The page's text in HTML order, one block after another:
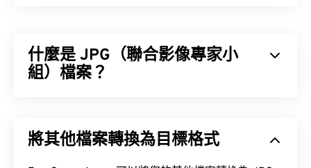
什麼是 JPG（聯合影像專家小
組）檔案？
廣泛使用，是因為它具有極高的壓縮率。因此，JPG
將其他檔案轉換為目標格式